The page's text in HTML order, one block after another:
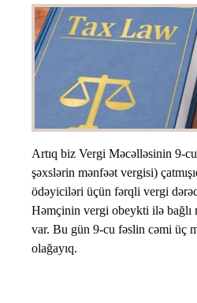
Artıq biz Vergi Məcəlləsinin 9-
şəxslərin mənfəət vergisi)
ödəyiciləri üçün fərqli vergi
Həmçinin vergi obeykti ilə bağlı
var. Bu gün 9-cu fəslin cəmi üç
olağayıq.